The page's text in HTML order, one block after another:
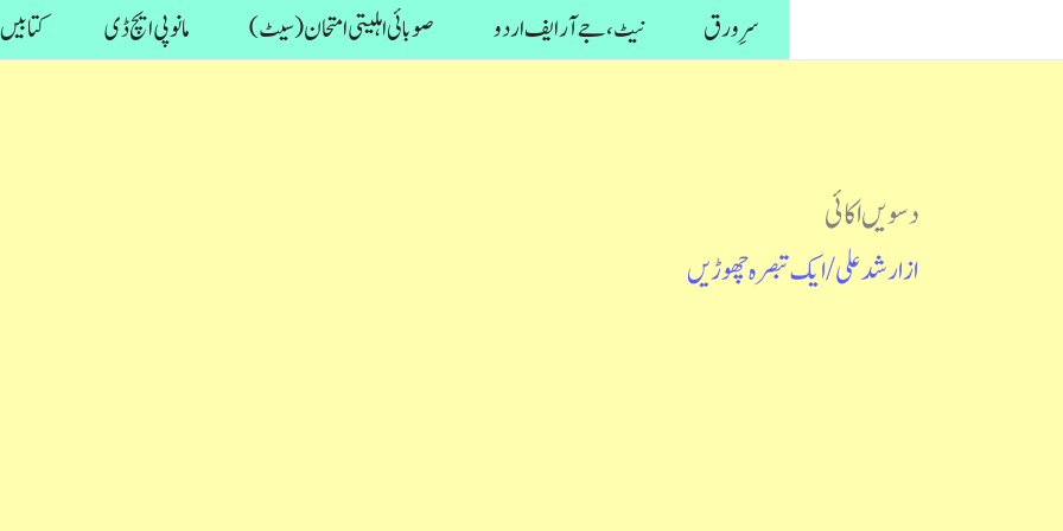
سرِ ورق نیٹ، جے آر ایف اردو صوبائی اہلیتی امتحان (سیٹ) مانو پی ایچ ڈی کتابیں
دسویں اکائی
ازارشد علی/ایک تبصرہ چھوڑیں